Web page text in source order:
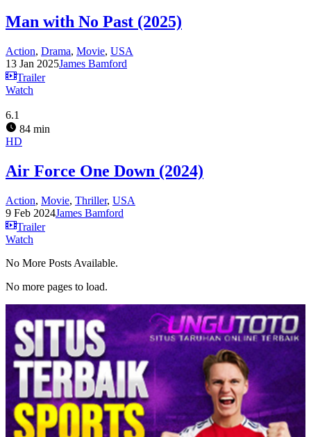
Man with No Past (2025)
Action, Drama, Movie, USA
13 Jan 2025James Bamford
Trailer
Watch
6.1
84 min
HD
Air Force One Down (2024)
Action, Movie, Thriller, USA
9 Feb 2024James Bamford
Trailer
Watch
No More Posts Available.
No more pages to load.